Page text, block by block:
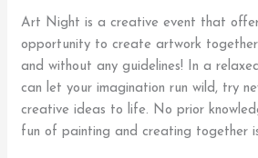
Art Night is a creative event that
opportunity to create artwork
and without any guidelines! In a
can let your imagination run wild, try
creative ideas to life. No prior
fun of painting and creating together